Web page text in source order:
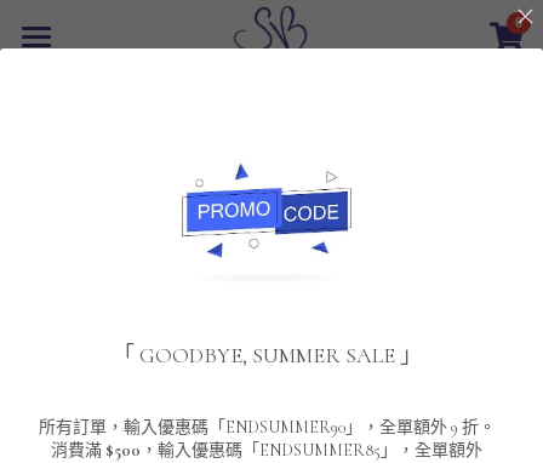
0
重磅純色長袖 T-SHIRT 系列
重磅純色短袖 T-SHIRT 系列
男裝恤衫
長袖恤衫
男裝 T-Shirt
頸鏈及鏈墜
包袋
About Us
×
商品分類
重磅純色 短袖T-Shirt 系列
圓領衛衣
連帽衛衣
「 GOODBYE, SUMMER SALE 」
所有訂單，輸入優惠碼「ENDSUMMER90」，全單額外 9 折。
消費滿 $500 ，輸入優惠碼「ENDSUMMER85」，全單額外